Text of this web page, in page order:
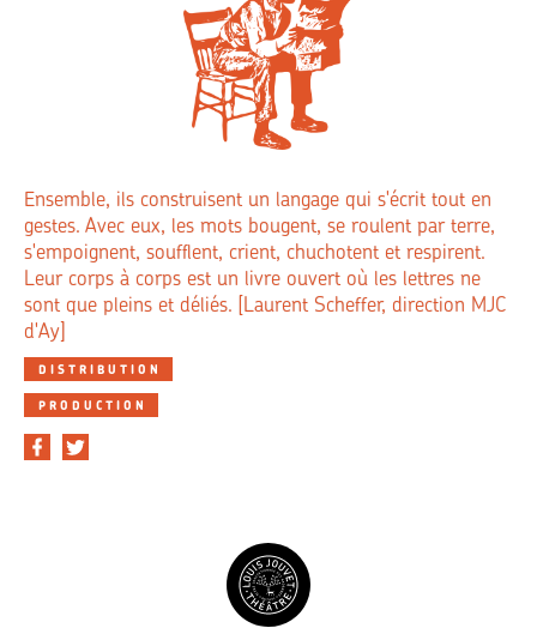
Ensemble, ils construisent un langage qui s'écrit tout en
gestes. Avec eux, les mots bougent, se roulent par terre,
s'empoignent, soufflent, crient, chuchotent et respirent.
Leur corps à corps est un livre ouvert où les lettres ne
sont que pleins et déliés. [Laurent Scheffer, direction MJC
d'Ay]
DISTRIBUTION
PRODUCTION